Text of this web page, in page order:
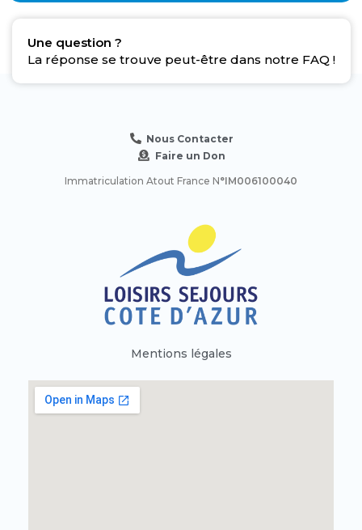
Une question ?
La réponse se trouve peut-être dans notre FAQ !
Nous Contacter
Faire un Don
Immatriculation Atout France N°IM006100040
Mentions légales